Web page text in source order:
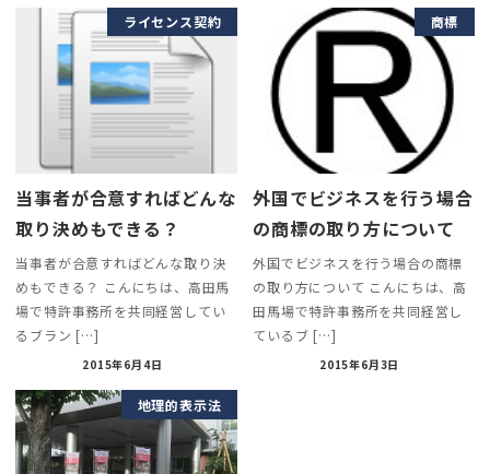
ライセンス契約
当事者が合意すればどんな
取り決めもできる？
当事者が合意すればどんな取り決
めもできる？ こんにちは、高田馬
場で特許事務所を共同経営してい
るブラン […]
2015年6月4日
商標
外国でビジネスを行う場合
の商標の取り方について
外国でビジネスを行う場合の商標
の取り方について こんにちは、高
田馬場で特許事務所を共同経営し
ているブ […]
2015年6月3日
地理的表示法